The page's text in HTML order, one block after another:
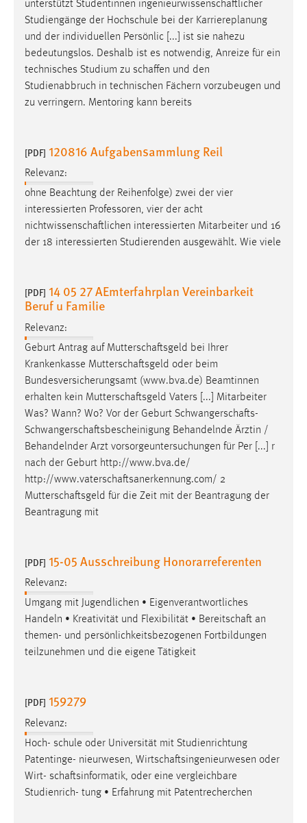
unterstützt Studentinnen ingenieurwissenschaftlicher
Studiengänge der Hochschule bei der Karriereplanung
und der individuellen Persönlic [...] ist sie nahezu
bedeutungslos. Deshalb ist es notwendig, Anreize für ein
technisches Studium zu schaffen und den
Studienabbruch in technischen Fächern vorzubeugen und
zu verringern. Mentoring kann bereits
[PDF] 120816 Aufgabensammlung Reil
Relevanz:
ohne Beachtung der Reihenfolge) zwei der vier
interessierten Professoren, vier der acht
nichtwissenschaftlichen interessierten Mitarbeiter und 16
der 18 interessierten Studierenden ausgewählt. Wie viele
[PDF] 14 05 27 AEmterfahrplan Vereinbarkeit
Beruf u Familie
Relevanz:
Geburt Antrag auf Mutterschaftsgeld bei Ihrer
Krankenkasse Mutterschaftsgeld oder beim
Bundesversicherungsamt (www.bva.de) Beamtinnen
erhalten kein Mutterschaftsgeld Vaters [...] Mitarbeiter
Was? Wann? Wo? Vor der Geburt Schwangerschafts-
Schwangerschaftsbescheinigung Behandelnde Ärztin /
Behandelnder Arzt vorsorgeuntersuchungen für Per [...] r
nach der Geburt http://www.bva.de/
http://www.vaterschaftsanerkennung.com/ 2
Mutterschaftsgeld für die Zeit mit der Beantragung der
Beantragung mit
[PDF] 15-05 Ausschreibung Honorarreferenten
Relevanz:
Umgang mit Jugendlichen • Eigenverantwortliches
Handeln • Kreativität und Flexibilität • Bereitschaft an
themen- und persönlichkeitsbezogenen Fortbildungen
teilzunehmen und die eigene Tätigkeit
[PDF] 159279
Relevanz:
Hoch- schule oder Universität mit Studienrichtung
Patentinge- nieurwesen, Wirtschaftsingenieurwesen oder
Wirt- schaftsinformatik, oder eine vergleichbare
Studienrich- tung • Erfahrung mit Patentrecherchen